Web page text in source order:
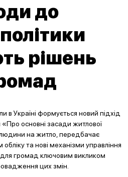
до
рішень
в Україні формується новий підхід
«Про основні засади житлової
на житло, передбачає
та нові механізми управління
громад ключовим викликом
цих змін.